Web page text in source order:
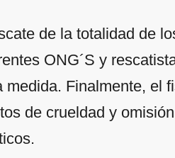
de la totalidad de
ONG´S y
Finalmente, el
de crueldad y